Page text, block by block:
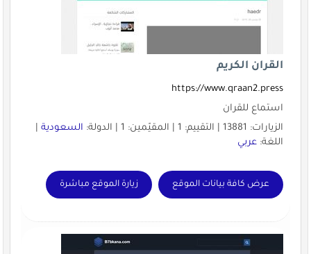
القران الكريم
https://www.qraan2.press
استماع للقران
الزيارات: 13881 | التقييم: 1 | المقيّمين: 1 | الدولة:
السعودية|
اللغة: عربي
عرض كافة بيانات الموقع زيارة الموقع مباشرة